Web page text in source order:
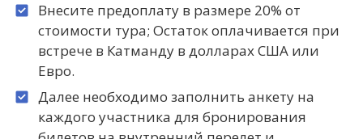
Внесите предоплату в размере 20% от
стоимости тура; Остаток оплачивается при
встрече в Катманду в долларах США или
Евро.
Далее необходимо заполнить анкету на
каждого участника для бронирования